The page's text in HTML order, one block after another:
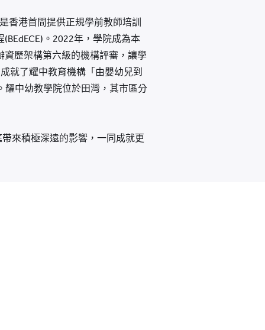
香港首間提供正規學前教師培訓
。2022年，學院成為本
歷架構第六級的機構評審，讓學
就了耀中教育機構「由嬰幼兒到
耀中幼教學院位於田灣，其市區分
來積極深遠的影響，一同成就更